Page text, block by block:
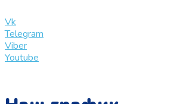
Vk
Telegram
Viber
Youtube